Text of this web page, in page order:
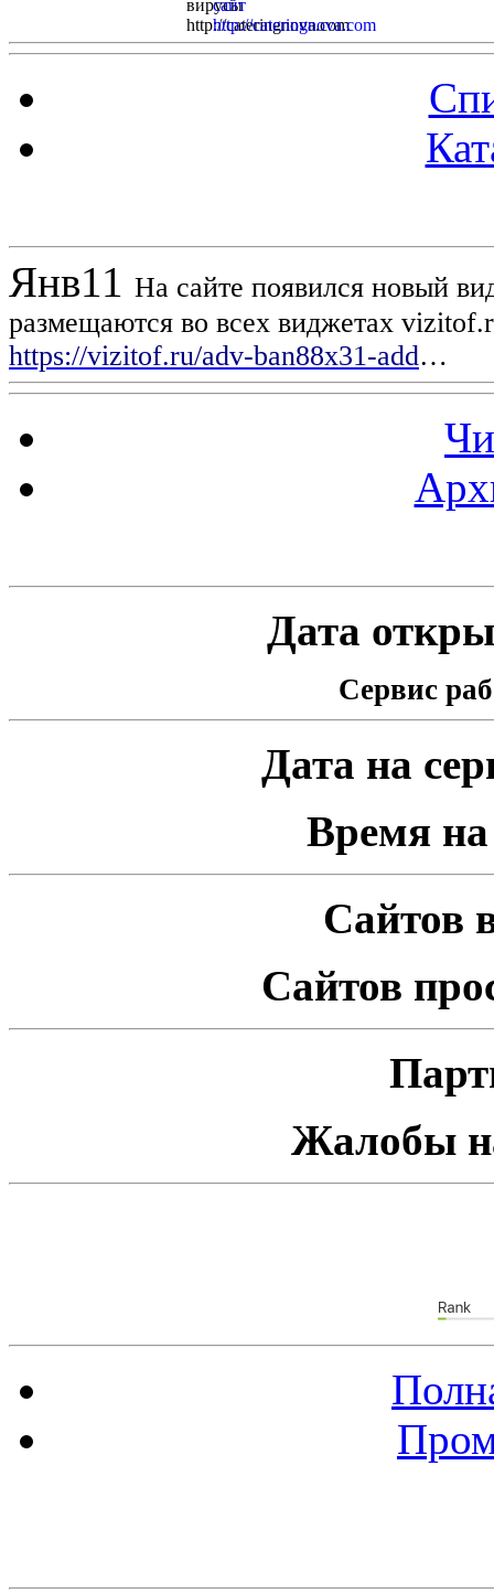
Янв11 На сайте появился новый
размещаются во всех виджетах
https://vizitof.ru/adv-ban88x31-add…
Дата
Сервис
Дата на
Время на
Сайтов
Сайтов
Жалобы